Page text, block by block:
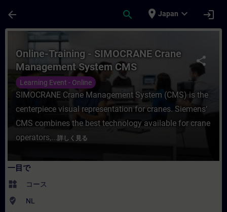
arrow_back search place Japan expand_more login
コース - Online-Training - SIMOCRANE
share
Online-Training - SIMOCRANE Crane
Management System CMS
Engineering
Learning Event - Online
SIMOCRANE Crane Management System (CMS) is the
centerpiece visual representation for cranes. Siemens‘
CMS combines the best technology available for crane
operators,...詳しく見る
一目で
widgets コース
where_to_vote NL